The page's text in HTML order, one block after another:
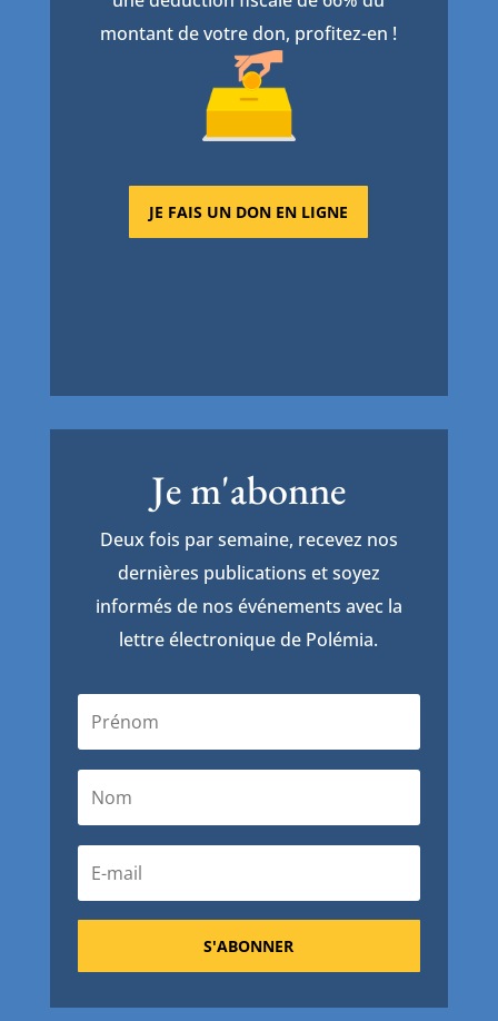
montant de votre don, profitez-en !
JE FAIS UN DON EN LIGNE
Je m'abonne
Deux fois par semaine, recevez nos
dernières publications et soyez
informés de nos événements avec la
lettre électronique de Polémia.
S'ABONNER